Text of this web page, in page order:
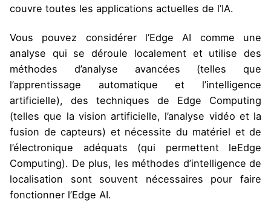
couvre toutes les applications actuelles de l’IA.
Vous pouvez considérer l’Edge AI comme une
analyse qui se déroule localement et utilise des
méthodes d’analyse avancées (telles que
l’apprentissage automatique et l’intelligence
artificielle), des techniques de Edge Computing
(telles que la vision artificielle, l’analyse vidéo et la
fusion de capteurs) et nécessite du matériel et de
l’électronique adéquats (qui permettent leEdge
Computing). De plus, les méthodes d’intelligence de
localisation sont souvent nécessaires pour faire
fonctionner l’Edge AI.